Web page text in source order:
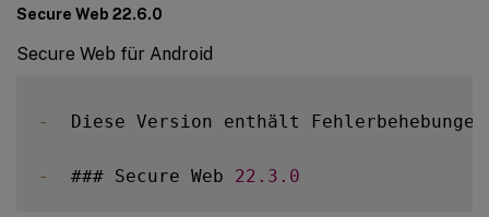
Secure Web 22.6.0
Secure Web für Android
-
  Diese Version enthält Fehlerbehebungen
-
  ### Secure Web
22.3 .0